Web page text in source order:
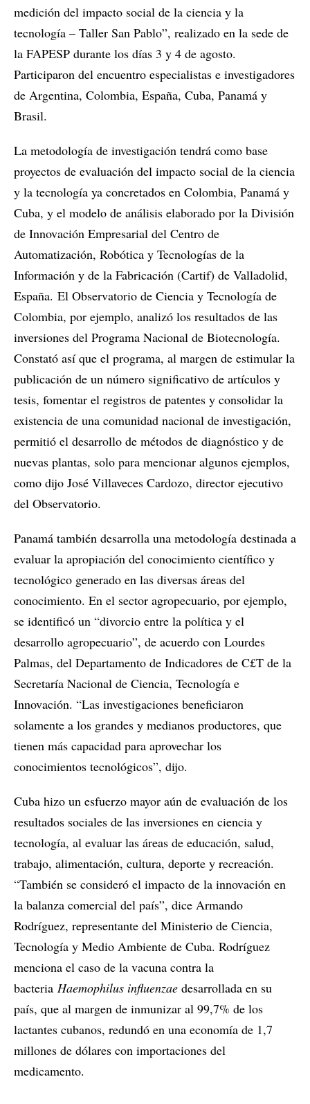
medición del impacto social de la ciencia y la
tecnología – Taller San Pablo”, realizado en la sede de
la FAPESP durante los días 3 y 4 de agosto.
Participaron del encuentro especialistas e investigadores
de Argentina, Colombia, España, Cuba, Panamá y
Brasil.
La metodología de investigación tendrá como base
proyectos de evaluación del impacto social de la ciencia
y la tecnología ya concretados en Colombia, Panamá y
Cuba, y el modelo de análisis elaborado por la División
de Innovación Empresarial del Centro de
Automatización, Robótica y Tecnologías de la
Información y de la Fabricación (Cartif) de Valladolid,
España. El Observatorio de Ciencia y Tecnología de
Colombia, por ejemplo, analizó los resultados de las
inversiones del Programa Nacional de Biotecnología.
Constató así que el programa, al margen de estimular la
publicación de un número significativo de artículos y
tesis, fomentar el registros de patentes y consolidar la
existencia de una comunidad nacional de investigación,
permitió el desarrollo de métodos de diagnóstico y de
nuevas plantas, solo para mencionar algunos ejemplos,
como dijo José Villaveces Cardozo, director ejecutivo
del Observatorio.
Panamá también desarrolla una metodología destinada a
evaluar la apropiación del conocimiento científico y
tecnológico generado en las diversas áreas del
conocimiento. En el sector agropecuario, por ejemplo,
se identificó un “divorcio entre la política y el
desarrollo agropecuario”, de acuerdo con Lourdes
Palmas, del Departamento de Indicadores de C£T de la
Secretaría Nacional de Ciencia, Tecnología e
Innovación. “Las investigaciones beneficiaron
solamente a los grandes y medianos productores, que
tienen más capacidad para aprovechar los
conocimientos tecnológicos”, dijo.
Cuba hizo un esfuerzo mayor aún de evaluación de los
resultados sociales de las inversiones en ciencia y
tecnología, al evaluar las áreas de educación, salud,
trabajo, alimentación, cultura, deporte y recreación.
“También se consideró el impacto de la innovación en
la balanza comercial del país”, dice Armando
Rodríguez, representante del Ministerio de Ciencia,
Tecnología y Medio Ambiente de Cuba. Rodríguez
menciona el caso de la vacuna contra la
bacteria Haemophilus influenzae desarrollada en su
país, que al margen de inmunizar al 99,7% de los
lactantes cubanos, redundó en una economía de 1,7
millones de dólares con importaciones del
medicamento.